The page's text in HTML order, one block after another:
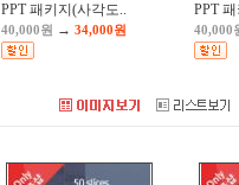
PPT 패키지(사각도..
40,000원 → 34,000원
PPT
40,000